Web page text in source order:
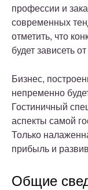
профессии и
современных
отметить, что
будет зависеть
Бизнес,
непременно
Гостиничный
аспекты самой
Только
прибыль и
Общие